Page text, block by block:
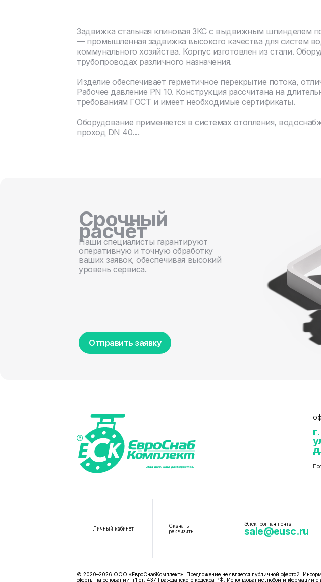
Задвижка стальная клиновая ЗКС с выдвижным шпинделем
— промышленная задвижка высокого качества для систем
коммунального хозяйства. Корпус изготовлен из стали.
трубопроводах различного назначения.
Изделие обеспечивает герметичное перекрытие потока,
Рабочее давление PN 10. Конструкция рассчитана на
требованиям ГОСТ и имеет необходимые сертификаты.
Оборудование применяется в системах отопления,
проход DN 40....
Срочный
расчёт
Наши специалисты гарантируют
оперативную и точную обработку
ваших заявок, обеспечивая высокий
уровень сервиса.
Отправить заявку
Личный кабинет
Скачать
реквизиты
Электронная почта
sale@eusc.ru
© 2020–2026 ООО «ЕвроСнабКомплект». Предложение не является публичной офертой.
оферты на основании п.1 ст. 437 Гражданского кодекса РФ. Использование любой информации с